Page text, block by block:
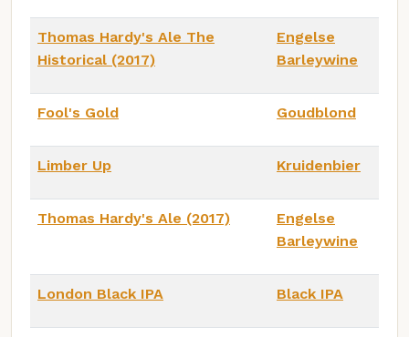
Thomas Hardy's Ale The
Historical (2017)
Engelse
Barleywine
Fool's Gold Goudblond
Limber Up Kruidenbier
Thomas Hardy's Ale (2017)
Engelse
Barleywine
London Black IPA Black IPA